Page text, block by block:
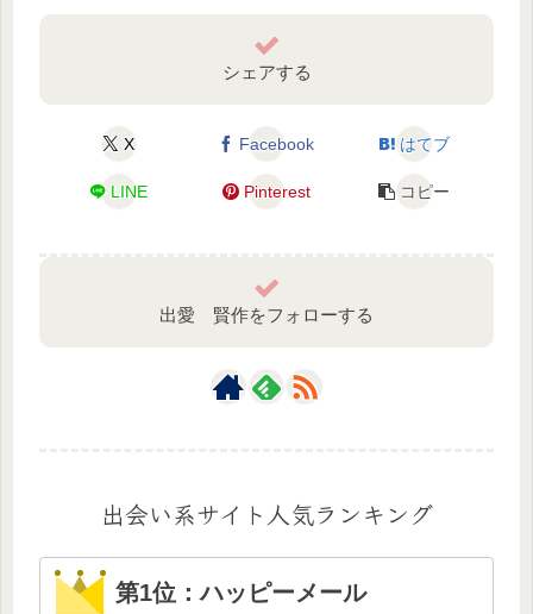
シェアする
X Facebook はてブ
LINE Pinterest コピー
出愛 賢作をフォローする
出会い系サイト人気ランキング
第1位：ハッピーメール